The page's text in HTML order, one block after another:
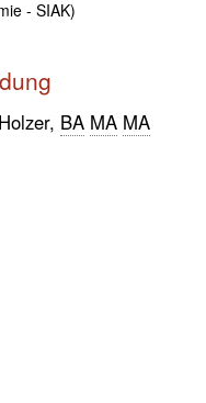
- SIAK)
BA MA MA